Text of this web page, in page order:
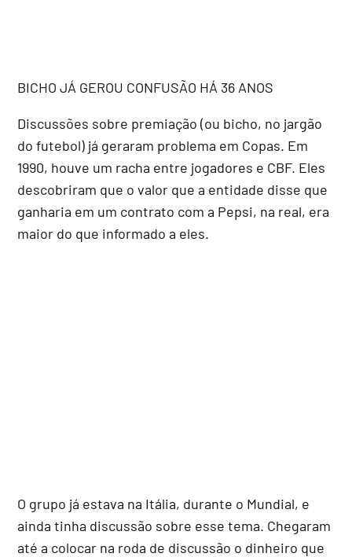
BICHO JÁ GEROU CONFUSÃO HÁ 36 ANOS
Discussões sobre premiação (ou bicho, no jargão
do futebol) já geraram problema em Copas. Em
1990, houve um racha entre jogadores e CBF. Eles
descobriram que o valor que a entidade disse que
ganharia em um contrato com a Pepsi, na real, era
maior do que informado a eles.
O grupo já estava na Itália, durante o Mundial, e
ainda tinha discussão sobre esse tema. Chegaram
até a colocar na roda de discussão o dinheiro que